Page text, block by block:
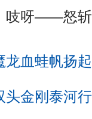
吱呀——怒
龙血蛙帆扬
头金刚泰河